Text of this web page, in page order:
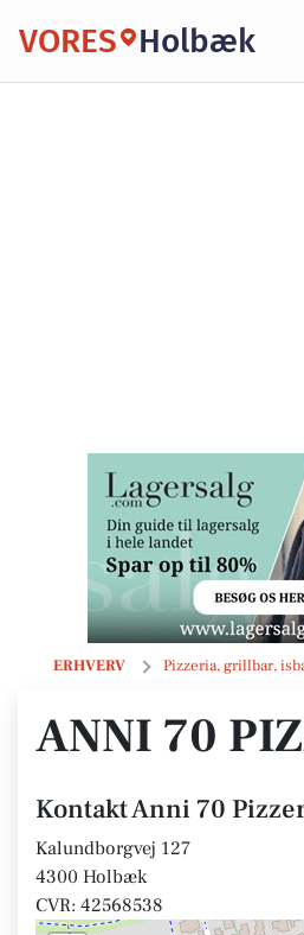
VORES Holbæk
ERHVERV Pizzeria, grillbar,
Anni 70 Pizzeria
ANNI 70
Kontakt Anni 70
Kalundborgvej 127
4300 Holbæk
CVR: 42568538